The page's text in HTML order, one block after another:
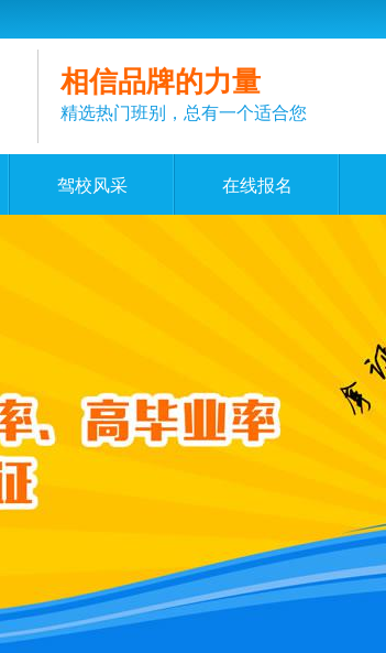
相信品牌的力量
精选热门班别，总有一个适合您
驾校风采 在线报名